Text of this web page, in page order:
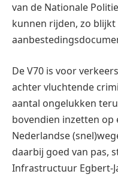
van de Nationale
kunnen rijden, zo
De V70 is voor
achter vluchtende
aantal ongelukken
bovendien inzetten op
Nederlandse
daarbij goed van pas,
Infrastructuur Egbert-